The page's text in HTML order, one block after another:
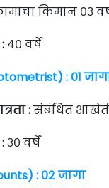
किमान ०३
४० वर्षे
: ०१
:संबंधित
३० वर्षे
: ०२ जागा